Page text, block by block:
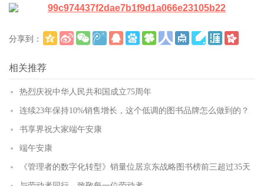
分享到：
相关推荐
热烈庆祝中华人民共和国成立75周年
连续23年保持10%销售增长，这个低调的图书品牌怎么做到的？
书享界祝大家端午安康
端午安康
《管理者的数字化转型》销量位居京东战略图书榜前三超过35天